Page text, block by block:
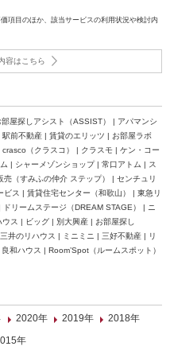
項目のほか、該当サービスの利用状況や検討内
容はこちら
屋探しアシスト（ASSIST） | アパマンシ
前不動産 | 賃貸のエリッツ | お部屋ラボ
（クラスコ） | クラスモ | ケン・コー
| シャーメゾンショップ | 常口アトム | ス
（すみふの仲介 ステップ） | センチュリ
ス | 賃貸住宅センター（和歌山） | 東急リ
リームステージ（DREAM STAGE） | ニ
ス | ビッグ | 別大興産 | お部屋探し
のリハウス | ミニミニ | 三好不動産 | リ
和ハウス | Room’Spot（ルームスポット）
2020年 2019年
2018年
年